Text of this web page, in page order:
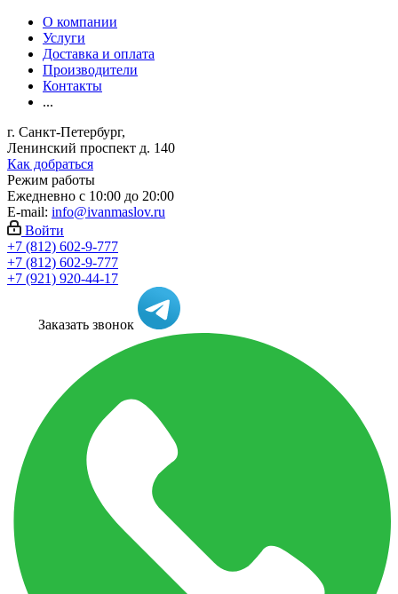
О компании
Услуги
Доставка и оплата
Производители
Контакты
...
г. Санкт-Петербург,
Ленинский проспект д. 140
Как добраться
Режим работы
Ежедневно с 10:00 до 20:00
E-mail: info@ivanmaslov.ru
Войти
+7 (812) 602-9-777
+7 (812) 602-9-777
+7 (921) 920-44-17
Заказать звонок